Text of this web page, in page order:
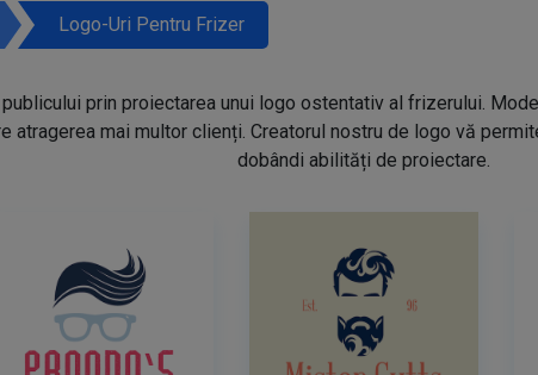
Logo-Uri Pentru Frizer
prin proiectarea unui logo ostentativ al frizerului.
atragerea mai multor clienți. Creatorul nostru de logo vă
dobândi abilități de proiectare.